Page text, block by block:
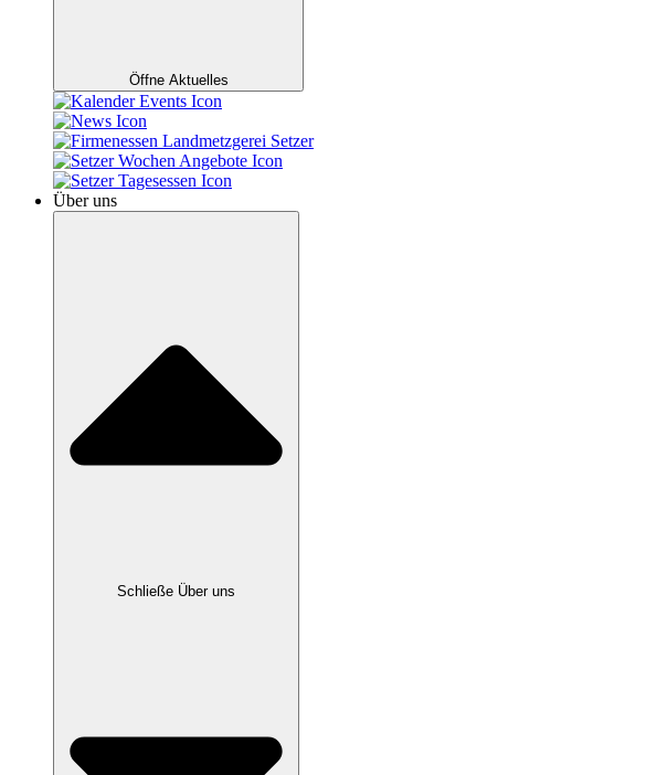
Öffne Aktuelles
Über uns
Schließe Über uns